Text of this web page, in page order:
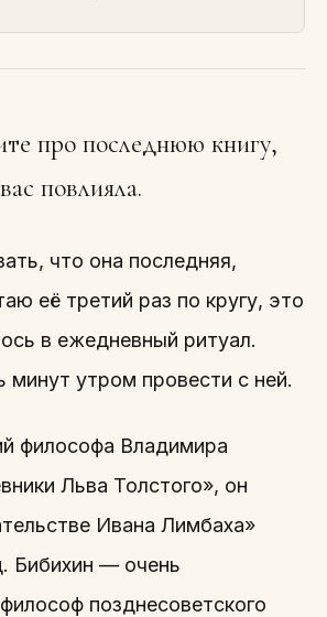
про последнюю книгу,
повлияла.
что она последняя,
её третий раз по кругу, это
в ежедневный ритуал.
минут утром провести с ней.
философа Владимира
Льва Толстого», он
Ивана Лимбаха»
Бибихин — очень
позднесоветского